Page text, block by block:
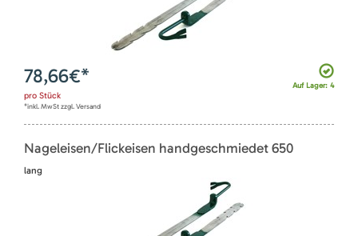
Auf Lager: 4
78,66€*
pro Stück
*inkl. MwSt zzgl. Versand
Nageleisen/Flickeisen handgeschmiedet 650
lang